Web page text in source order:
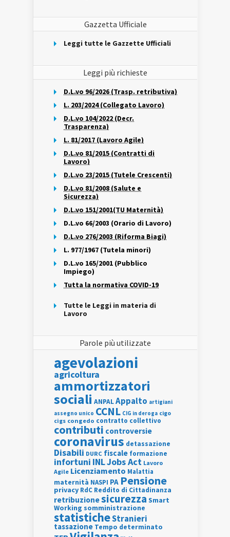
Gazzetta Ufficiale
Leggi tutte le Gazzette Ufficiali
Leggi più richieste
D.L.vo 96/2026 (Trasp. retributiva)
L. 203/2024 (Collegato Lavoro)
D.L.vo 104/2022 (Decr.
Trasparenza)
L. 81/2017 (Lavoro Agile)
D.L.vo 81/2015 (Contratti di
Lavoro)
D.L.vo 23/2015 (Tutele Crescenti)
D.L.vo 81/2008 (Salute e
Sicurezza)
D.L.vo 151/2001(TU Maternità)
D.L.vo 66/2003 (Orario di Lavoro)
D.L.vo 276/2003 (Riforma Biagi)
L. 977/1967 (Tutela minori)
D.L.vo 165/2001 (Pubblico
Impiego)
Tutta la normativa COVID-19
Tutte le Leggi in materia di
Lavoro
Parole più utilizzate
agevolazioni
agricoltura
ammortizzatori
sociali ANPALAppalto artigiani
assegno unico CCNL CIG in deroga cigo
cigs congedo contratto collettivo
contributi controversie
coronavirus detassazione
Disabili DURC fiscale formazione
infortuni INLJobs Act Lavoro
Agile Licenziamento Malattia
maternità NASPI PA Pensione
privacy RdC Reddito di Cittadinanza
retribuzionesicurezza Smart
Working somministrazione
statisticheStranieri
tassazione Tempo determinato